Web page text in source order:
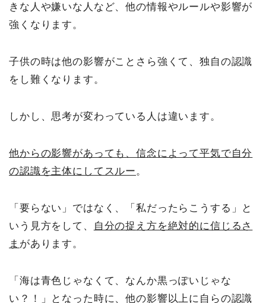
きな人や嫌いな人など、他の情報やルールや影響が
強くなります。
子供の時は他の影響がことさら強くて、独自の認識
をし難くなります。
しかし、思考が変わっている人は違います。
他からの影響があっても、信念によって平気で自分
の認識を主体にしてスルー。
「要らない」ではなく、「私だったらこうする」と
いう見方をして、
自分の捉え方を絶対的に信じるさ
ま があります。
「海は青色じゃなくて、なんか黒っぽいじゃな
い？！」となった時に、他の影響以上に自らの認識